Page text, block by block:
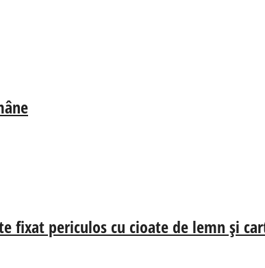
fixat periculos cu cioate de lemn și